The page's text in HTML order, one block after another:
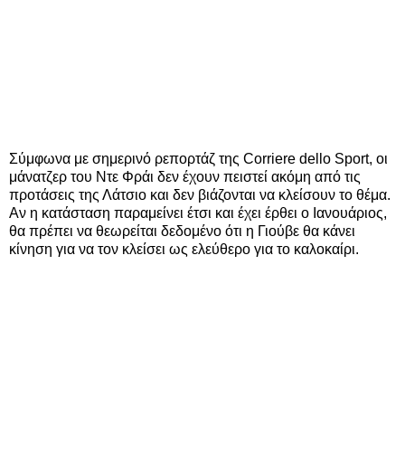
Σύμφωνα με σημερινό ρεπορτάζ της Corriere dello Sport, οι
μάνατζερ του Ντε Φράι δεν έχουν πειστεί ακόμη από τις
προτάσεις της Λάτσιο και δεν βιάζονται να κλείσουν το θέμα.
Αν η κατάσταση παραμείνει έτσι και έχει έρθει ο Ιανουάριος,
θα πρέπει να θεωρείται δεδομένο ότι η Γιούβε θα κάνει
κίνηση για να τον κλείσει ως ελεύθερο για το καλοκαίρι.